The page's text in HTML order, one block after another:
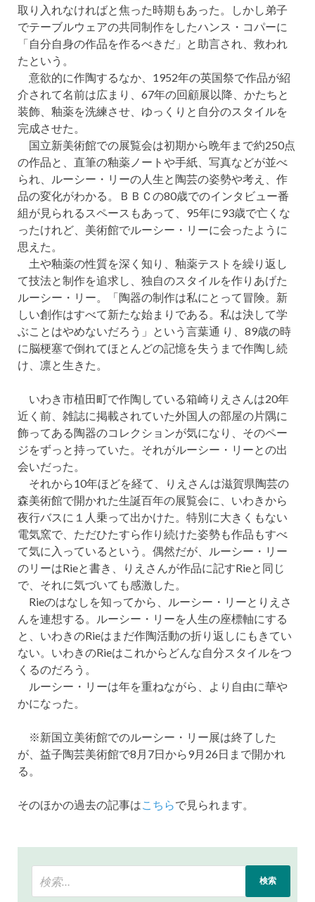
取り入れなければと焦った時期もあった。しかし弟子
でテーブルウェアの共同制作をしたハンス・コパーに
「自分自身の作品を作るべきだ」と助言され、救われ
たという。
意欲的に作陶するなか、1952年の英国祭で作品が紹
介されて名前は広まり、67年の回顧展以降、かたちと
装飾、釉薬を洗練させ、ゆっくりと自分のスタイルを
完成させた。
国立新美術館での展覧会は初期から晩年まで約250点
の作品と、直筆の釉薬ノートや手紙、写真などが並べ
られ、ルーシー・リーの人生と陶芸の姿勢や考え、作
品の変化がわかる。ＢＢＣの80歳でのインタビュー番
組が見られるスペースもあって、95年に93歳で亡くな
ったけれど、美術館でルーシー・リーに会ったように
思えた。
土や釉薬の性質を深く知り、釉薬テストを繰り返し
て技法と制作を追求し、独自のスタイルを作りあげた
ルーシー・リー。「陶器の制作は私にとって冒険。新
しい創作はすべて新たな始まりである。私は決して学
ぶことはやめないだろう」という言葉通 り、89歳の時
に脳梗塞で倒れてほとんどの記憶を失うまで作陶し続
け、凛と生きた。
いわき市植田町で作陶している箱崎りえさんは20年
近く前、雑誌に掲載されていた外国人の部屋の片隅に
飾ってある陶器のコレクションが気になり、そのペー
ジをずっと持っていた。それがルーシー・リーとの出
会いだった。
それから10年ほどを経て、りえさんは滋賀県陶芸の
森美術館で開かれた生誕百年の展覧会に、いわきから
夜行バスに１人乗って出かけた。特別に大きくもない
電気窯で、ただひたすら作り続けた姿勢も作品もすべ
て気に入っているという。偶然だが、ルーシー・リー
のリーはRieと書き、りえさんが作品に記すRieと同じ
で、それに気づいても感激した。
Rieのはなしを知ってから、ルーシー・リーとりえさ
んを連想する。ルーシー・リーを人生の座標軸にする
と、いわきのRieはまだ作陶活動の折り返しにもきてい
ない。いわきのRieはこれからどんな自分スタイルをつ
くるのだろう。
ルーシー・リーは年を重ねながら、より自由に華や
かになった。
※新国立美術館でのルーシー・リー展は終了した
が、益子陶芸美術館で8月7日から9月26日まで開かれ
る。
そのほかの過去の記事はこちらで見られます。